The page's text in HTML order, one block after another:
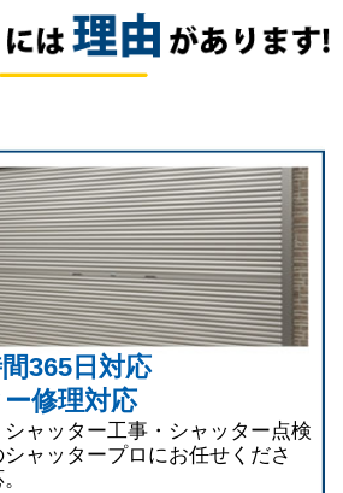
365日対応
修理対応
ャッター工事・シャッター点検
ャッタープロにお任せくださ